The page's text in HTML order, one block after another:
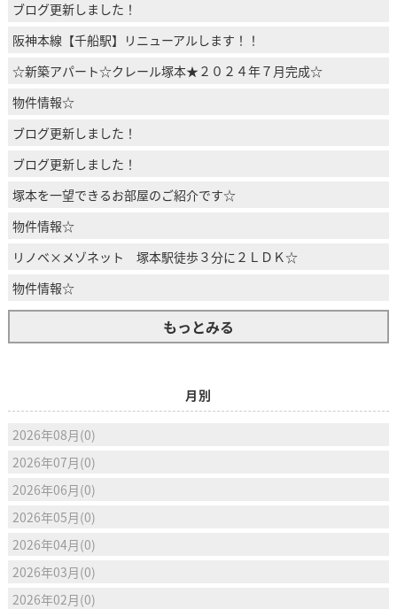
ブログ更新しました！
阪神本線【千船駅】リニューアルします！！
☆新築アパート☆クレール塚本★２０２４年７月完成☆
物件情報☆
ブログ更新しました！
ブログ更新しました！
塚本を一望できるお部屋のご紹介です☆
物件情報☆
リノベ×メゾネット 塚本駅徒歩３分に２ＬＤＫ☆
物件情報☆
もっとみる
月別
2026年08月(0)
2026年07月(0)
2026年06月(0)
2026年05月(0)
2026年04月(0)
2026年03月(0)
2026年02月(0)